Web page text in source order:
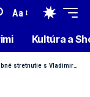
Aa
Kultúra a
„Toto je jediný spôsob, ako zastaviť vojnu“